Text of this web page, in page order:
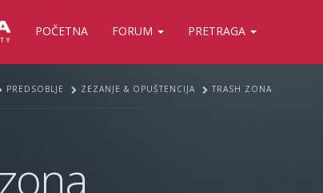
POČETNA FORUM PRETRAGA
PREDSOBLJE ZEZANJE & OPUŠTENCIJA TRASH ZONA